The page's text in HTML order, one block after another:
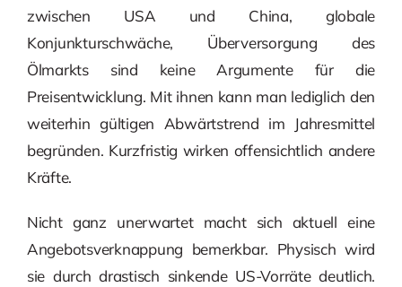
zwischen USA und China, globale
Konjunkturschwäche, Überversorgung des
Ölmarkts sind keine Argumente für die
Preisentwicklung. Mit ihnen kann man lediglich den
weiterhin gültigen Abwärtstrend im Jahresmittel
begründen. Kurzfristig wirken offensichtlich andere
Kräfte.
Nicht ganz unerwartet macht sich aktuell eine
Angebotsverknappung bemerkbar. Physisch wird
sie durch drastisch sinkende US-Vorräte deutlich.